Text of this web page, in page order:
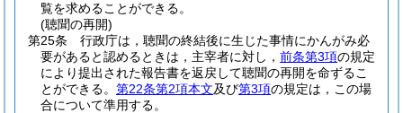
覧を求めることができる。
(聴聞の再開)
第25条
行政庁は，聴聞の終結後に生じた事情にかんがみ必
要があると認めるときは，主宰者に対し， 前条第3項の規定
により提出された報告書を返戻して聴聞の再開を命ずるこ
とができる。 第22条第2項本文及び第3項の規定は，この場
合について準用する。